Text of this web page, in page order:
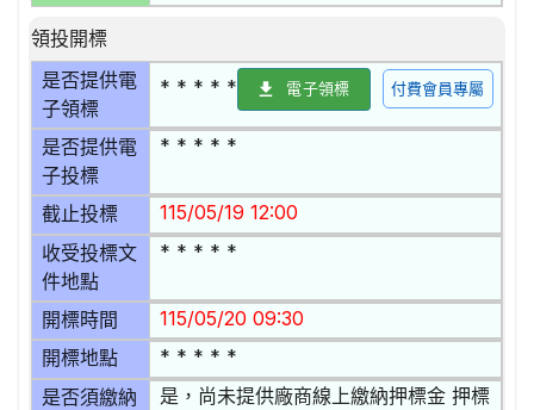
領投開標
是否提供電
子領標
* * * * * 電子領標 付費會員專屬
是否提供電
子投標
* * * * *
截止投標 115/05/19 12:00
收受投標文
件地點
* * * * *
開標時間 115/05/20 09:30
開標地點 * * * * *
是否須繳納
是，尚未提供廠商線上繳納押標金 押標